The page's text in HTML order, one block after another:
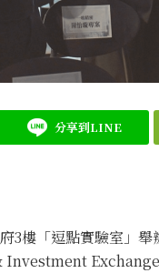
分享到LINE
3樓「逗點實驗室」